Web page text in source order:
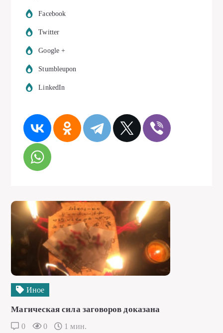
Facebook
Twitter
Google +
Stumbleupon
LinkedIn
Иное
Магическая сила заговоров доказана
0 0 1 мин.